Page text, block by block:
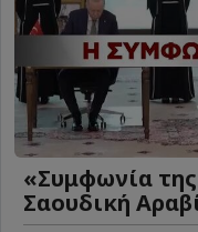
«Συμφωνία
Σαουδική